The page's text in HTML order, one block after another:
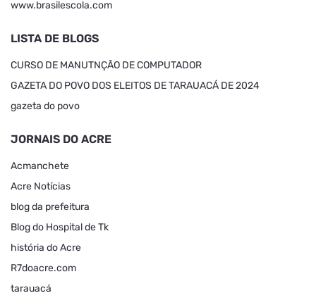
www.brasilescola.com
LISTA DE BLOGS
CURSO DE MANUTNÇÃO DE COMPUTADOR
GAZETA DO POVO DOS ELEITOS DE TARAUACÁ DE 2024
gazeta do povo
JORNAIS DO ACRE
Acmanchete
Acre Notícias
blog da prefeitura
Blog do Hospital de Tk
história do Acre
R7doacre.com
tarauacá